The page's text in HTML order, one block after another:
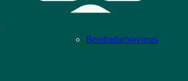
Bendradarbiavimas